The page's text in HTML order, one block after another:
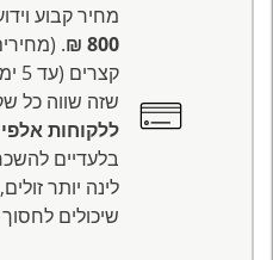
מחיר קבוע
800 ₪
.
שזה שווה כל
ללקוחות
בלעדיים
לינה יותר
שיכולים